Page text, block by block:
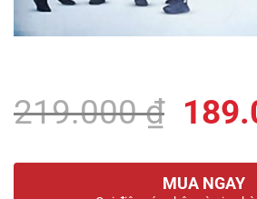
219.000₫ Giá
là:
MUA NGAY